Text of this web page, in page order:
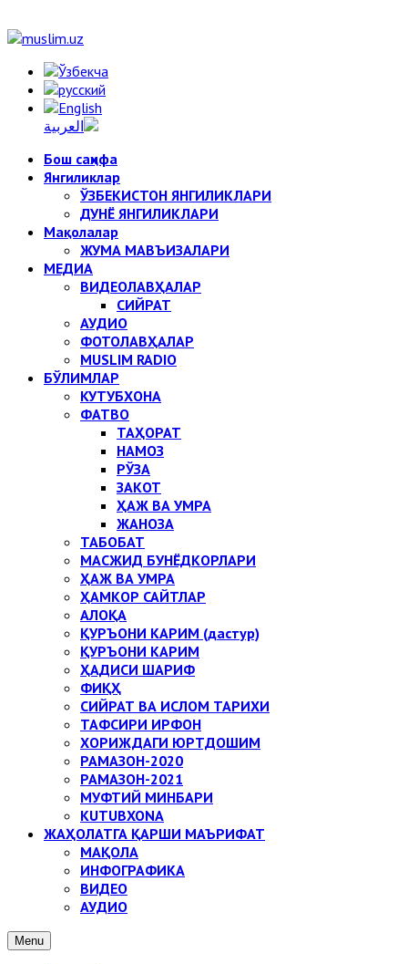
Бош саҳифа
Янгиликлар
ЎЗБЕКИСТОН ЯНГИЛИКЛАРИ
ДУНЁ ЯНГИЛИКЛАРИ
Мақолалар
ЖУМА МАВЪИЗАЛАРИ
МЕДИА
ВИДЕОЛАВҲАЛАР
СИЙРАТ
АУДИО
ФОТОЛАВҲАЛАР
MUSLIM RADIO
БЎЛИМЛАР
КУТУБХОНА
ФАТВО
ТАҲОРАТ
НАМОЗ
РЎЗА
ЗАКОТ
ҲАЖ ВА УМРА
ЖАНОЗА
ТАБОБАТ
МАСЖИД БУНЁДКОРЛАРИ
ҲАЖ ВА УМРА
ҲАМКОР САЙТЛАР
АЛОҚА
ҚУРЪОНИ КАРИМ (дастур)
ҚУРЪОНИ КАРИМ
ҲАДИСИ ШАРИФ
ФИҚҲ
СИЙРАТ ВА ИСЛОМ ТАРИХИ
ТАФСИРИ ИРФОН
ХОРИЖДАГИ ЮРТДОШИМ
РАМАЗОН-2020
РАМАЗОН-2021
МУФТИЙ МИНБАРИ
KUTUBXONA
ЖАҲОЛАТГА ҚАРШИ МАЪРИФАТ
МАҚОЛА
ИНФОГРАФИКА
ВИДЕО
АУДИО
Menu